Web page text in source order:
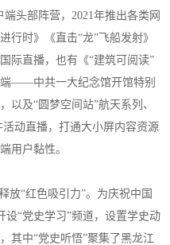
头部阵营，2021年推出各类网
行时》《直击“龙”飞船发射》
际直播，也有《“建筑可阅读”
——中共一大纪念馆开馆特别
以及“圆梦空间站”航天系列、
动直播，打通大小屏内容资源
用户黏性。
放“红色吸引力”。为庆祝中国
设“党史学习”频道，设置学史动
其中“党史听悟”聚集了黑龙江